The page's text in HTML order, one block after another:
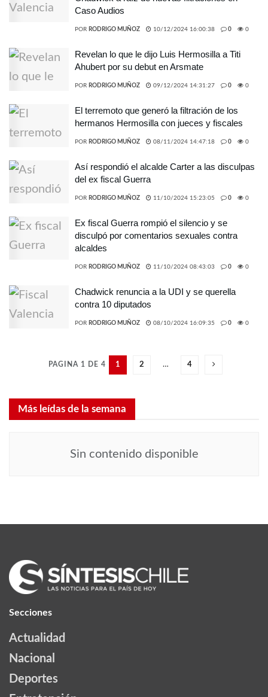
Caso Audios
POR RODRIGO MUÑOZ 10/12/2024 16:00:38 0 0
Revelan lo que le dijo Luis Hermosilla a Titi
Ahubert por su debut en Arsmate
POR RODRIGO MUÑOZ 09/12/2024 14:31:27 0 0
El terremoto que generó la filtración de los
hermanos Hermosilla con jueces y fiscales
POR RODRIGO MUÑOZ 08/11/2024 14:47:18 0 0
Así respondió el alcalde Carter a las disculpas
del ex fiscal Guerra
POR RODRIGO MUÑOZ 11/10/2024 15:23:05 0 0
Ex fiscal Guerra rompió el silencio y se
disculpó por comentarios sexuales contra
alcaldes
POR RODRIGO MUÑOZ 11/10/2024 08:43:03 0 0
Chadwick renuncia a la UDI y se querella
contra 10 diputados
POR RODRIGO MUÑOZ 08/10/2024 16:09:35 0 0
PAGINA 1 DE 4 1 2 … 4
Más leídas de la semana
Sin contenido disponible
Secciones
Actualidad
Nacional
Deportes